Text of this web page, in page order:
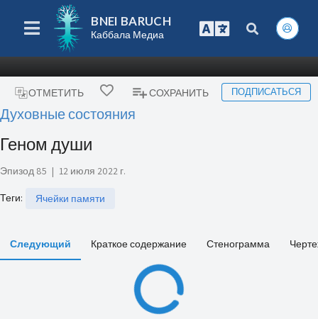
BNEI BARUCH
Каббала Медиа
ОТМЕТИТЬ СОХРАНИТЬ ПОДПИСАТЬСЯ
Духовные состояния
Геном души
Эпизод 85 | 12 июля 2022 г.
Теги: Ячейки памяти
Следующий Краткое содержание Стенограмма